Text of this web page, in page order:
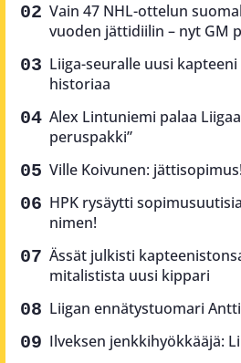
Vain 47 NHL-ottelun
vuoden jättidiilin – nyt GM
Liiga-seuralle uusi
historiaa
Alex Lintuniemi palaa
peruspakki”
Ville Koivunen: jättisopimus!
HPK rysäytti
nimen!
Ässät julkisti
mitalistista uusi kippari
Liigan ennätystuomari
Ilveksen jenkkihyökkääjä: